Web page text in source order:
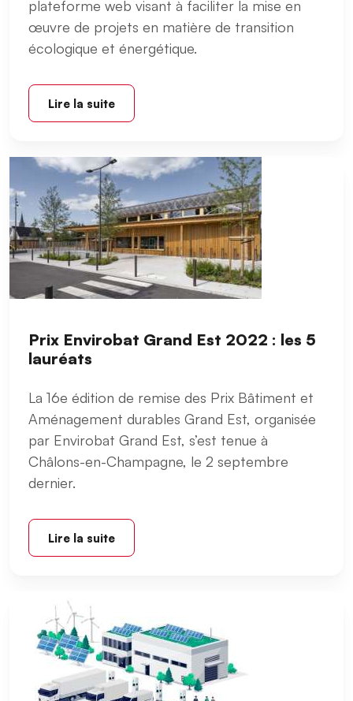
plateforme web visant à faciliter la mise en
œuvre de projets en matière de transition
écologique et énergétique.
Lire la suite
Prix Envirobat Grand Est 2022 : les 5
lauréats
La 16e édition de remise des Prix Bâtiment et
Aménagement durables Grand Est, organisée
par Envirobat Grand Est, s’est tenue à
Châlons-en-Champagne, le 2 septembre
dernier.
Lire la suite